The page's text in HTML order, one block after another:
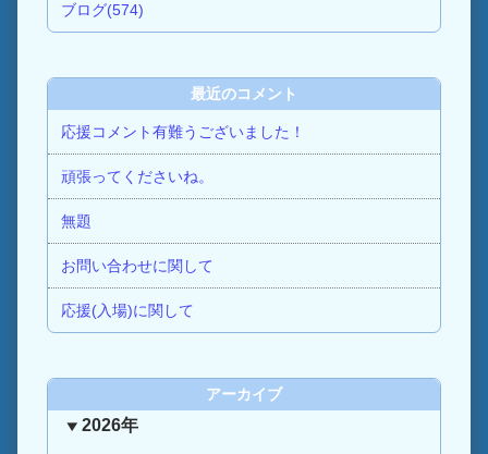
ブログ(574)
最近のコメント
応援コメント有難うございました！
頑張ってくださいね。
無題
お問い合わせに関して
応援(入場)に関して
アーカイブ
2026年